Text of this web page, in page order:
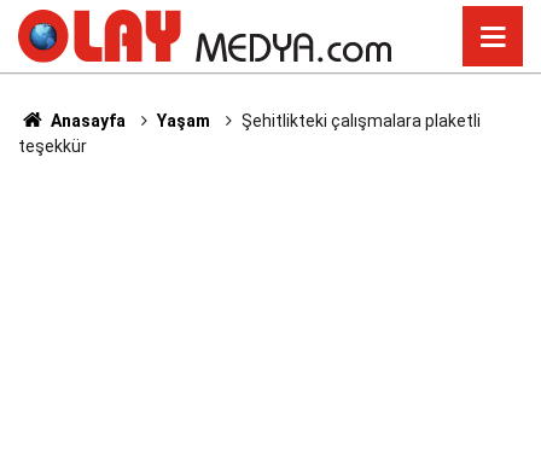
Anasayfa Yaşam
Şehitlikteki çalışmalara plaketli
teşekkür